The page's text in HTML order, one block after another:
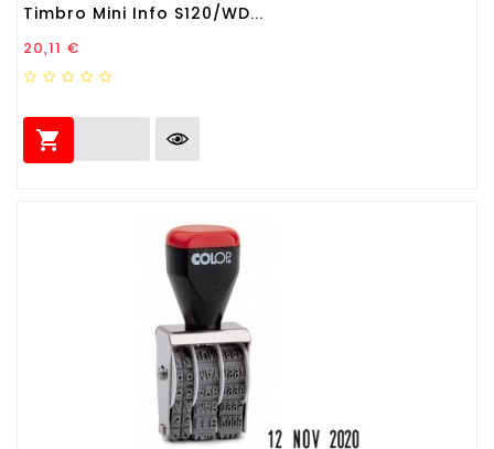
Timbro Mini Info S120/WD...
Prezzo
20,11 €
